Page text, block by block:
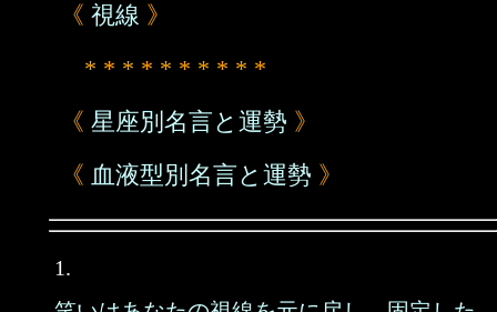
《 視線 》
* * * * * * * * * *
《 星座別名言と運勢 》
《 血液型別名言と運勢 》
1.